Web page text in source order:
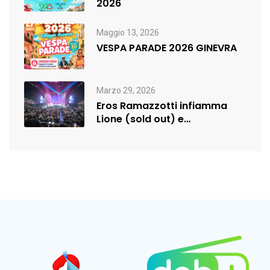
2026
Maggio 13, 2026
VESPA PARADE 2026 GINEVRA
Marzo 29, 2026
Eros Ramazzotti infiamma
Lione (sold out) e